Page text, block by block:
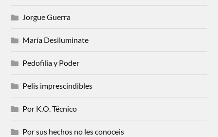
Jorgue Guerra
María Desiluminate
Pedofilía y Poder
Pelis imprescindibles
Por K.O. Técnico
Por sus hechos no les conoceis